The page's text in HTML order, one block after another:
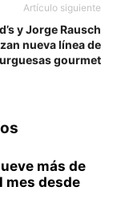
Artículo siguiente
y Jorge Rausch
nueva línea de
gourmet
más de
mes desde